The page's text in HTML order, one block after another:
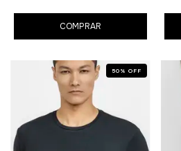
COMPRAR
50 % OFF